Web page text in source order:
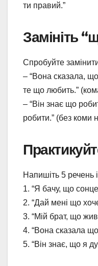
ти правий.”
Замініть
Спробуйте
– “Вона сказала,
те що любить.”
– “Він знає що
робити.” (без коми
Напишіть 5 речень
1. “Я бачу, що
2. “Дай мені що
3. “Мій брат, що
4. “Вона сказала
5. “Він знає, що я